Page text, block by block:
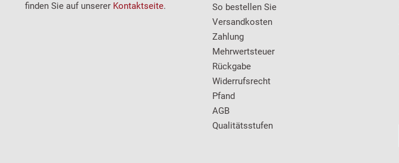
finden Sie auf unserer Kontaktseite.
So bestellen Sie
Versandkosten
Zahlung
Mehrwertsteuer
Rückgabe
Widerrufsrecht
Pfand
AGB
Qualitätsstufen